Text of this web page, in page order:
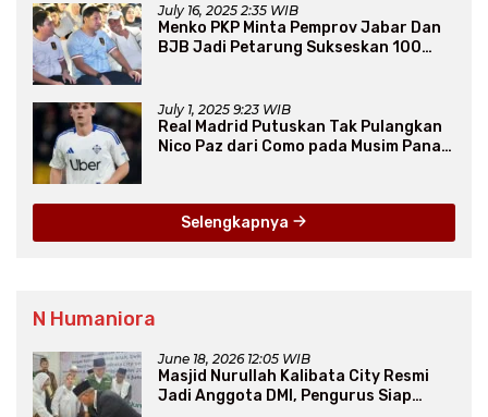
July 16, 2025 2:35 WIB
Menko PKP Minta Pemprov Jabar Dan
BJB Jadi Petarung Sukseskan 100
July 1, 2025 9:23 WIB
Real Madrid Putuskan Tak Pulangkan
Nico Paz dari Como pada Musim Panas
Selengkapnya
N Humaniora
June 18, 2026 12:05 WIB
Masjid Nurullah Kalibata City Resmi
Jadi Anggota DMI, Pengurus Siap